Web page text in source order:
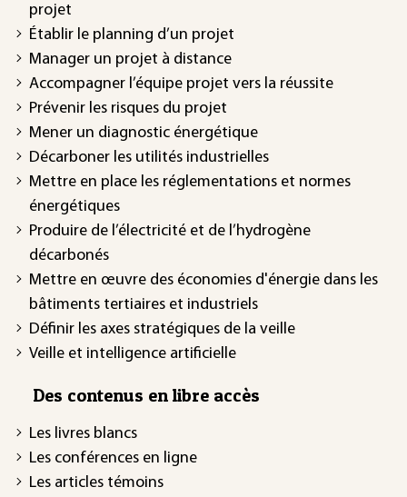
projet
Établir le planning d’un projet
Manager un projet à distance
Accompagner l’équipe projet vers la réussite
Prévenir les risques du projet
Mener un diagnostic énergétique
Décarboner les utilités industrielles
Mettre en place les réglementations et normes
énergétiques
Produire de l’électricité et de l’hydrogène
décarbonés
Mettre en œuvre des économies d'énergie dans les
bâtiments tertiaires et industriels
Définir les axes stratégiques de la veille
Veille et intelligence artificielle
Des contenus en libre accès
Les livres blancs
Les conférences en ligne
Les articles témoins